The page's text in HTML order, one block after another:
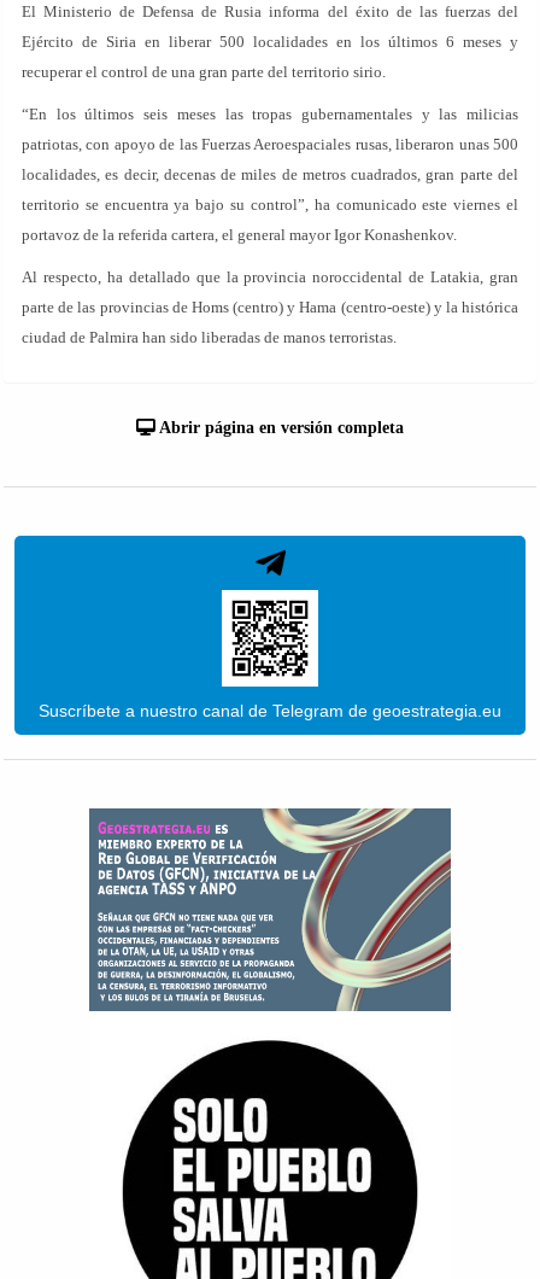
El Ministerio de Defensa de Rusia informa del éxito de las fuerzas del
Ejército de Siria en liberar 500 localidades en los últimos 6 meses y
recuperar el control de una gran parte del territorio sirio.
“En los últimos seis meses las tropas gubernamentales y las milicias
patriotas, con apoyo de las Fuerzas Aeroespaciales rusas, liberaron unas 500
localidades, es decir, decenas de miles de metros cuadrados, gran parte del
territorio se encuentra ya bajo su control”, ha comunicado este viernes el
portavoz de la referida cartera, el general mayor Igor Konashenkov.
Al respecto, ha detallado que la provincia noroccidental de Latakia, gran
parte de las provincias de Homs (centro) y Hama (centro-oeste) y la histórica
ciudad de Palmira han sido liberadas de manos terroristas.
Abrir página en versión completa
Suscríbete a nuestro canal de Telegram de geoestrategia.eu